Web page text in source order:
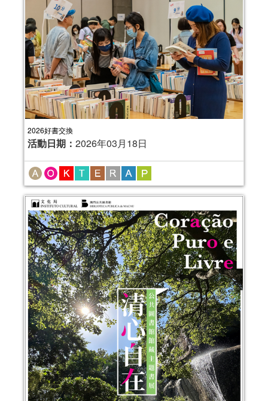
2026好書交換
活動日期： 2026年03月18日